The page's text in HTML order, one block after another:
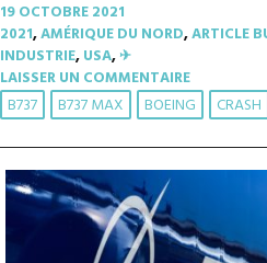
19 OCTOBRE 2021
2021,AMÉRIQUE DU NORD,ARTICLE
INDUSTRIE,USA,✈︎
LAISSER UN COMMENTAIRE
B737 B737 MAX BOEING CRASH